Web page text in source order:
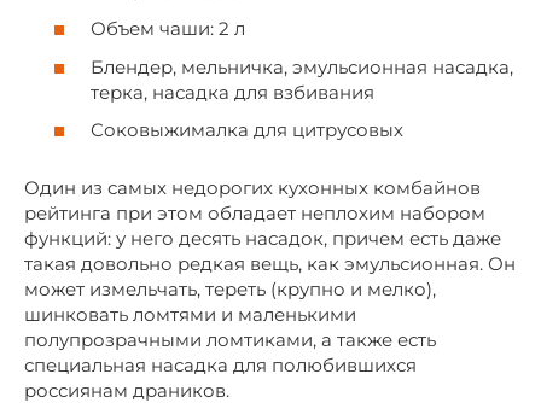
Объем чаши: 2 л
Блендер, мельничка, эмульсионная насадка,
терка, насадка для взбивания
Соковыжималка для цитрусовых
Один из самых недорогих кухонных комбайнов
рейтинга при этом обладает неплохим набором
функций: у него десять насадок, причем есть даже
такая довольно редкая вещь, как эмульсионная. Он
может измельчать, тереть (крупно и мелко),
шинковать ломтями и маленькими
полупрозрачными ломтиками, а также есть
специальная насадка для полюбившихся
россиянам драников.